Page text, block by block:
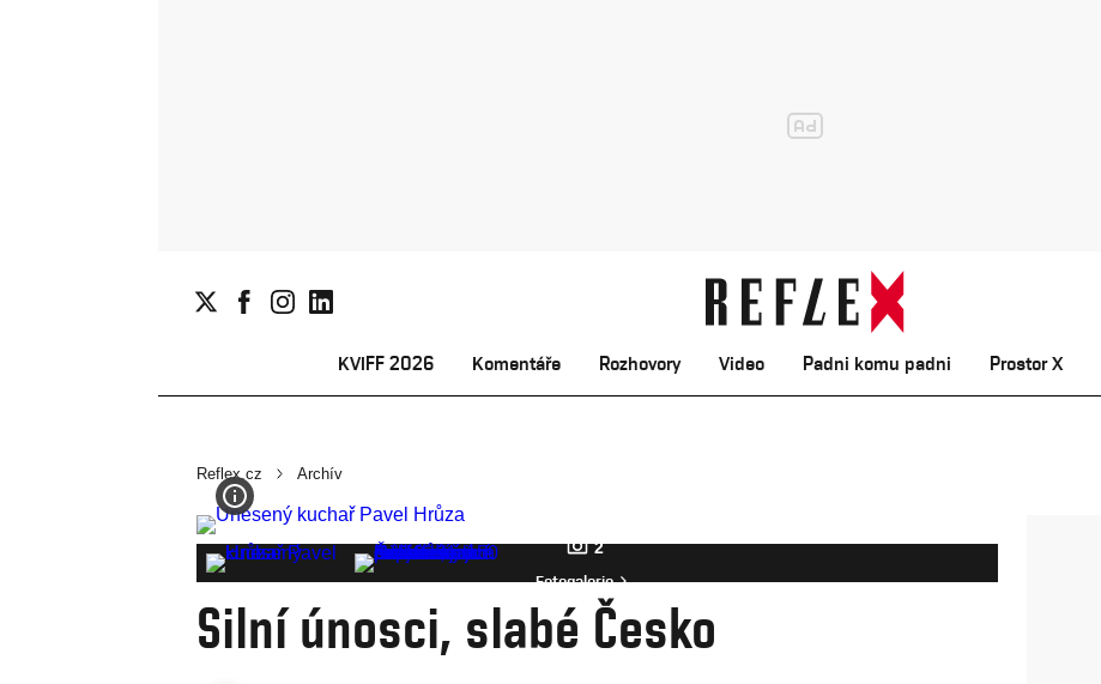
KVIFF 2026 Komentáře Rozhovory Video Padni komu padni Prostor X
Reflex.cz Archív
2
Fotogalerie
Silní únosci, slabé Česko